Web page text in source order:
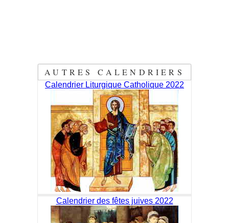
AUTRES CALENDRIERS
Calendrier Liturgique Catholique 2022
Calendrier des fêtes juives 2022